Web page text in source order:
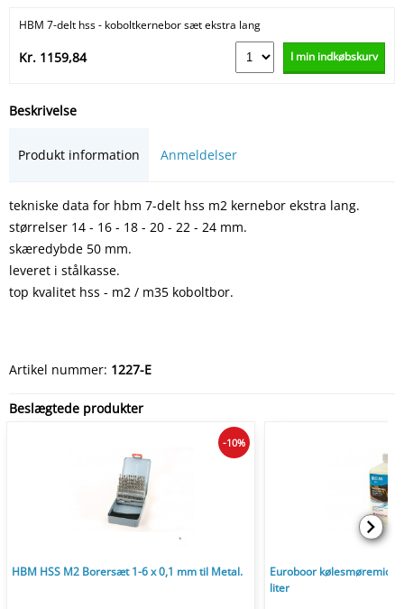
HBM 7-delt hss - koboltkernebor sæt ekstra lang
Kr. 1159,84 I min indkøbskurv
Beskrivelse
Produkt information Anmeldelser
tekniske data for hbm 7-delt hss m2 kernebor ekstra lang.
størrelser 14 - 16 - 18 - 20 - 22 - 24 mm.
skæredybde 50 mm.
leveret i stålkasse.
top kvalitet hss - m2 / m35 koboltbor.
Artikel nummer: 1227-E
Beslægtede produkter
HBM HSS M2 Borersæt 1-6 x 0,1 mm til Metal.
-10%
Euroboor
liter